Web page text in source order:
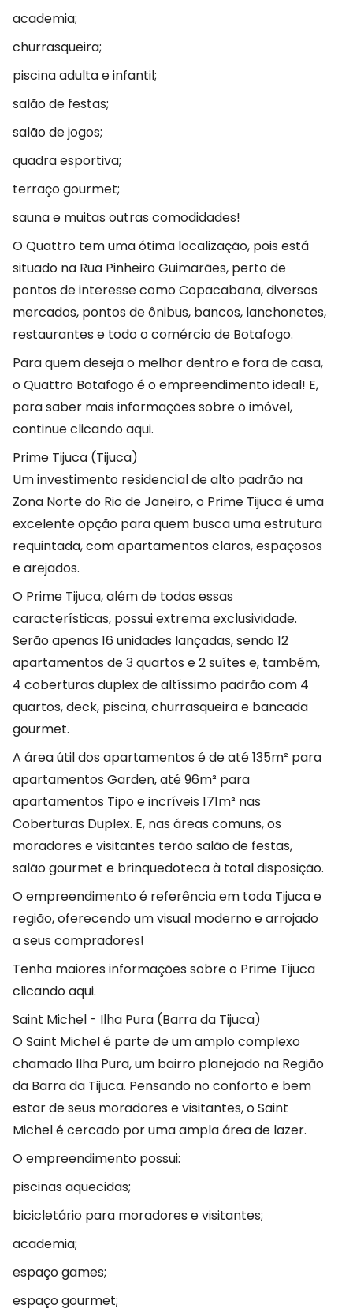
academia;
churrasqueira;
piscina adulta e infantil;
salão de festas;
salão de jogos;
quadra esportiva;
terraço gourmet;
sauna e muitas outras comodidades!
O Quattro tem uma ótima localização, pois está
situado na Rua Pinheiro Guimarães, perto de
pontos de interesse como Copacabana, diversos
mercados, pontos de ônibus, bancos, lanchonetes,
restaurantes e todo o comércio de Botafogo.
Para quem deseja o melhor dentro e fora de casa,
o Quattro Botafogo é o empreendimento ideal! E,
para saber mais informações sobre o imóvel,
continue clicando aqui.
Prime Tijuca (Tijuca)
Um investimento residencial de alto padrão na
Zona Norte do Rio de Janeiro, o Prime Tijuca é uma
excelente opção para quem busca uma estrutura
requintada, com apartamentos claros, espaçosos
e arejados.
O Prime Tijuca, além de todas essas
características, possui extrema exclusividade.
Serão apenas 16 unidades lançadas, sendo 12
apartamentos de 3 quartos e 2 suítes e, também,
4 coberturas duplex de altíssimo padrão com 4
quartos, deck, piscina, churrasqueira e bancada
gourmet.
A área útil dos apartamentos é de até 135m² para
apartamentos Garden, até 96m² para
apartamentos Tipo e incríveis 171m² nas
Coberturas Duplex. E, nas áreas comuns, os
moradores e visitantes terão salão de festas,
salão gourmet e brinquedoteca à total disposição.
O empreendimento é referência em toda Tijuca e
região, oferecendo um visual moderno e arrojado
a seus compradores!
Tenha maiores informações sobre o Prime Tijuca
clicando aqui.
Saint Michel - Ilha Pura (Barra da Tijuca)
O Saint Michel é parte de um amplo complexo
chamado Ilha Pura, um bairro planejado na Região
da Barra da Tijuca. Pensando no conforto e bem
estar de seus moradores e visitantes, o Saint
Michel é cercado por uma ampla área de lazer.
O empreendimento possui:
piscinas aquecidas;
bicicletário para moradores e visitantes;
academia;
espaço games;
espaço gourmet;